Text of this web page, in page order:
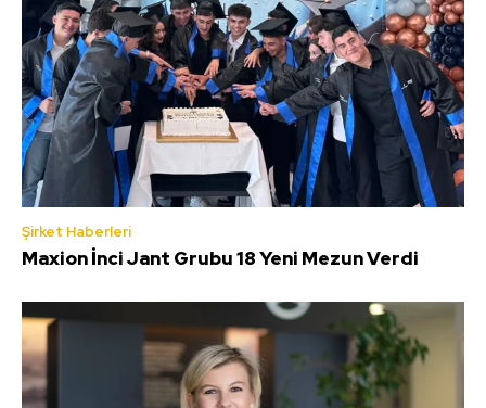
Şirket Haberleri
Maxion İnci Jant Grubu 18 Yeni Mezun Verdi